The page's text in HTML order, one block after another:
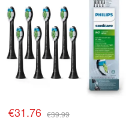
€31.76 €39.99